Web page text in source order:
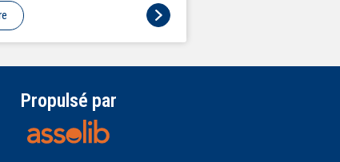
ludothèque,
club, concert, théâtre,
commentées à Paris, brico-
gym douce, yoga, marche,
Propulsé par